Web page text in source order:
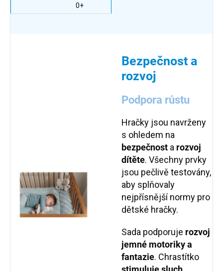
0+
Bezpečnost a
rozvoj
Podpora růstu
Hračky jsou navrženy
s ohledem na
bezpečnost a rozvoj
dítěte. Všechny prvky
jsou pečlivě testovány,
aby splňovaly
nejpřísnější normy pro
dětské hračky.
Sada podporuje rozvoj
jemné motorikya
fantazie. Chrastítko